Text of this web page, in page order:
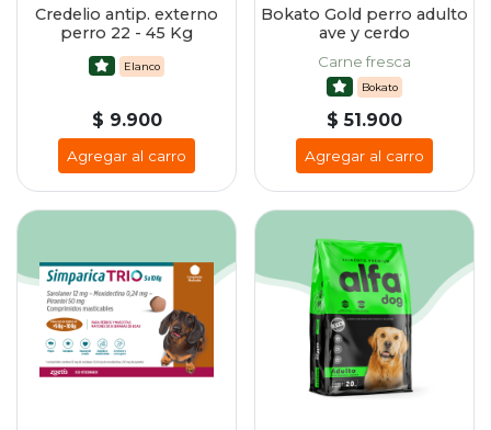
Credelio antip. externo
perro 22 - 45 Kg
Elanco
$ 9.900
Agregar al carro
Bokato Gold perro adulto
ave y cerdo
Carne fresca
Bokato
$ 51.900
Agregar al carro